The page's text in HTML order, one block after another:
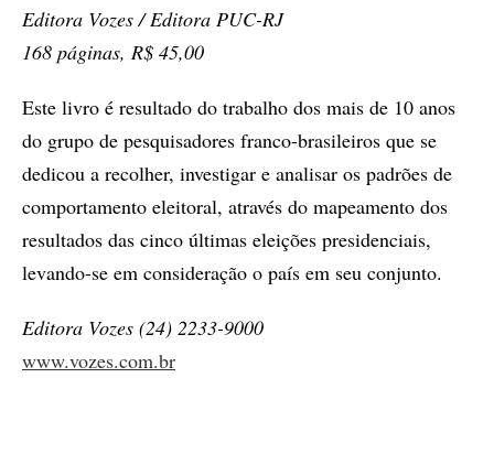
Editora Vozes / Editora PUC-RJ
168 páginas, R$ 45,00
Este livro é resultado do trabalho dos mais de 10 anos
do grupo de pesquisadores franco-brasileiros que se
dedicou a recolher, investigar e analisar os padrões de
comportamento eleitoral, através do mapeamento dos
resultados das cinco últimas eleições presidenciais,
levando-se em consideração o país em seu conjunto.
Editora Vozes (24) 2233-9000
www.vozes.com.br